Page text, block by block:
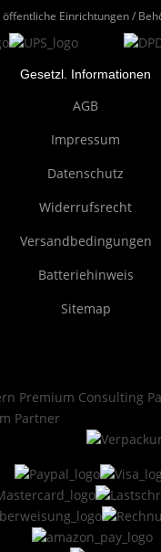
Einrichtungen /
Gesetzl. Informationen
AGB
Impressum
Datenschutz
Widerrufsrecht
Versandbedingungen
Batteriehinweis
Sitemap